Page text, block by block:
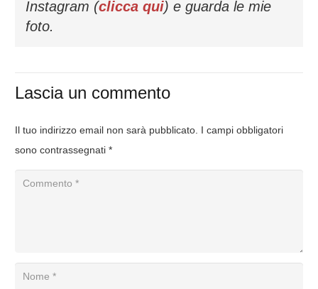
Instagram (clicca qui) e guarda le mie
foto.
Lascia un commento
Il tuo indirizzo email non sarà pubblicato. I campi obbligatori
sono contrassegnati *